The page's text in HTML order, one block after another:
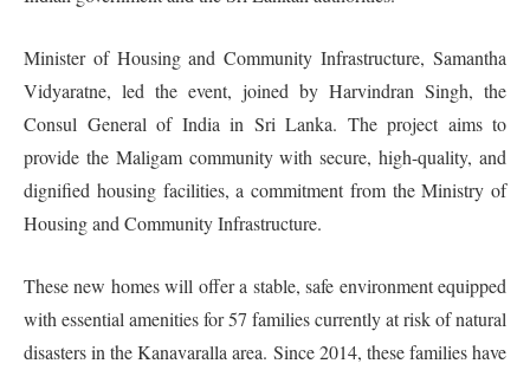
Minister of Housing and Community Infrastructure, Samantha
Vidyaratne, led the event, joined by Harvindran Singh, the
Consul General of India in Sri Lanka. The project aims to
provide the Maligam community with secure, high-quality, and
dignified housing facilities, a commitment from the Ministry of
Housing and Community Infrastructure.
These new homes will offer a stable, safe environment equipped
with essential amenities for 57 families currently at risk of natural
disasters in the Kanavaralla area. Since 2014, these families have